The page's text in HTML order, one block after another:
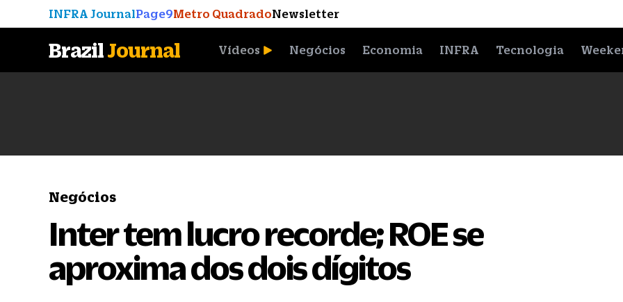
INFRA JournalPage9Metro QuadradoNewsletter
BrazilJournal Vídeos Negócios Economia INFRA Tecnologia
Negócios
Inter tem lucro recorde; ROE se
aproxima dos dois dígitos